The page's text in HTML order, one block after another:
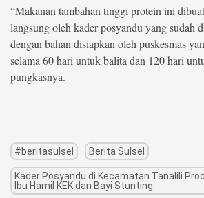
“Makanan tambahan tinggi protein ini
langsung oleh kader posyandu yang sudah
dengan bahan disiapkan oleh puskesmas
selama 60 hari untuk balita dan 120 hari
pungkasnya.
#beritasulsel Berita Sulsel
Kader Posyandu di Kecamatan Tanalili
Ibu Hamil KEK dan Bayi Stunting